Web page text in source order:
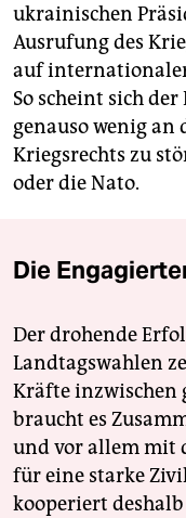
ukrainischen
Ausrufung des
auf
So scheint sich
genauso wenig an
Kriegsrechts zu
oder die Nato.
Die
Der drohende
Landtagswahlen
Kräfte inzwischen
braucht es
und vor allem mit
für eine starke
kooperiert